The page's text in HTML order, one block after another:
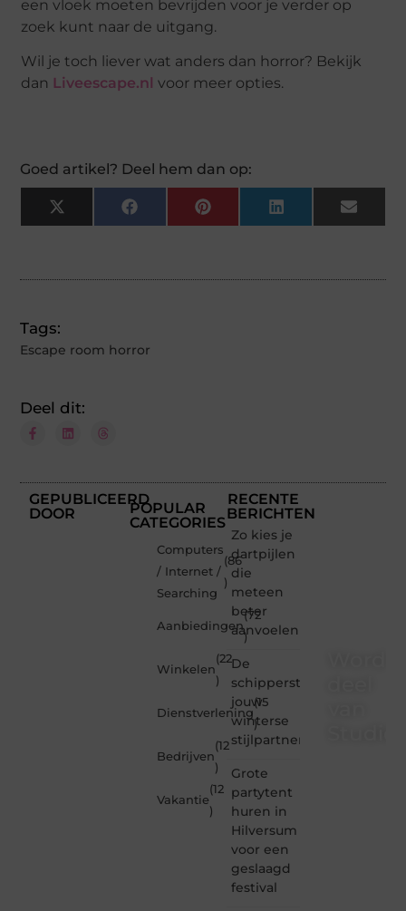
een vloek moeten bevrijden voor je verder op
zoek kunt naar de uitgang.
Wil je toch liever wat anders dan horror? Bekijk
dan Liveescape.nl voor meer opties.
Goed artikel? Deel hem dan op:
X
(Twitter)
FacebookPinterestLinkedInEmail
Tags:
Escape room horror
Deel dit:
GEPUBLICEERD
DOOR
POPULAR
CATEGORIES
Computers
/ Internet /
Searching
(86
)
Aanbiedingen
(72
)
Winkelen
(22
)
Dienstverlening
(15
)
Bedrijven
(12
)
Vakantie
(12
)
RECENTE
BERICHTEN
Zo kies je
dartpijlen
die
meteen
beter
aanvoelen
De
schipperstrui
jouw
winterse
stijlpartner
Grote
partytent
huren in
Hilversum
voor een
geslaagd
festival